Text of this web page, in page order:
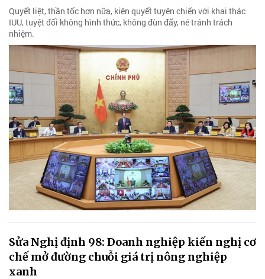
Quyết liệt, thần tốc hơn nữa, kiên quyết tuyên chiến với khai thác
IUU, tuyệt đối không hình thức, không đùn đẩy, né tránh trách
nhiệm.
Sửa Nghị định 98: Doanh nghiệp kiến nghị cơ
chế mở đường chuỗi giá trị nông nghiệp
xanh